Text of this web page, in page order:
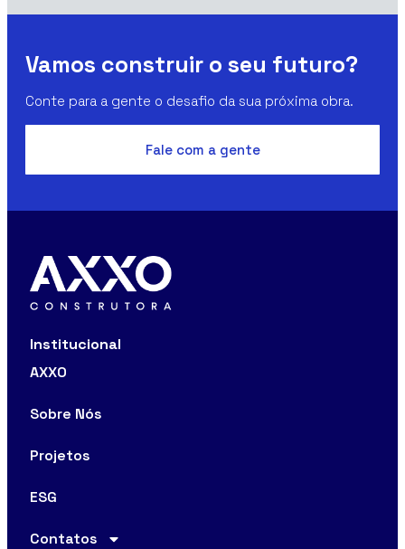
Vamos construir o seu futuro?
Conte para a gente o desafio da sua próxima obra.
Fale com a gente
Institucional
AXXO
Sobre Nós
Projetos
ESG
Contatos